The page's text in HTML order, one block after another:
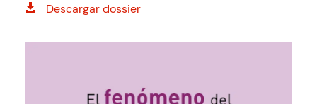
 Descargar dossier